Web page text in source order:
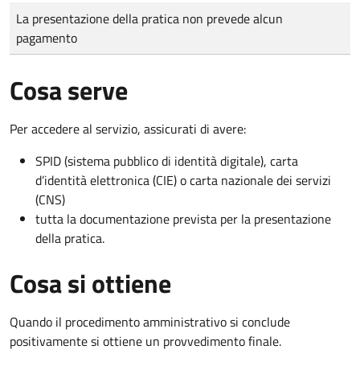
Tipo di pagamento
Importo
La presentazione della pratica non prevede alcun
pagamento
Cosa serve
Per accedere al servizio, assicurati di avere:
SPID (sistema pubblico di identità digitale), carta
d’identità elettronica (CIE) o carta nazionale dei servizi
(CNS)
tutta la documentazione prevista per la presentazione
della pratica.
Cosa si ottiene
Quando il procedimento amministrativo si conclude
positivamente si ottiene un provvedimento finale.